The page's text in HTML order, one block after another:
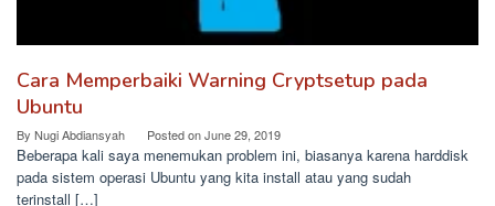
Cara Memperbaiki Warning Cryptsetup pada
Ubuntu
By Nugi Abdiansyah Posted onJune 29, 2019
Beberapa kali saya menemukan problem ini, biasanya karena harddisk
pada sistem operasi Ubuntu yang kita install atau yang sudah
terinstall […]